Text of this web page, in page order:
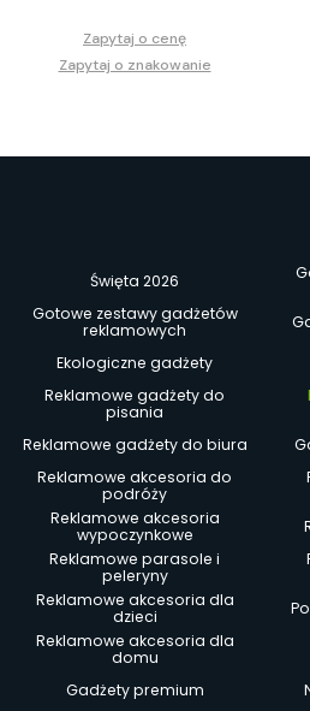
Zapytaj o cenę
Zapytaj o znakowanie
Święta 2026
Gotowe zestawy gadżetów
reklamowych
Ekologiczne gadżety
Reklamowe gadżety do
pisania
Reklamowe gadżety do biura
Reklamowe akcesoria do
podróży
Reklamowe akcesoria
wypoczynkowe
Reklamowe parasole i
peleryny
Reklamowe akcesoria dla
dzieci
Reklamowe akcesoria dla
domu
Gadżety premium